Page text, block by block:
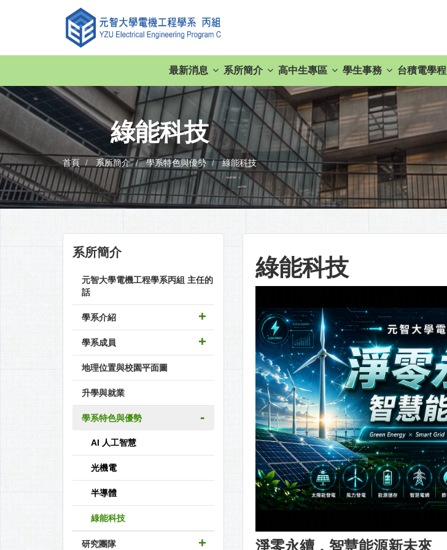
最新消息 系所簡介 高中生專區 學生事務 台積電學程
綠能科技
首頁 系所簡介 學系特色與優勢 綠能科技
系所簡介
元智大學電機工程學系丙組 主任的
話
學系介紹
學系成員
地理位置與校園平面圖
升學與就業
學系特色與優勢
AI 人工智慧
光機電
半導體
綠能科技
研究團隊
綠能科技
淨零永續．智慧能源新未來